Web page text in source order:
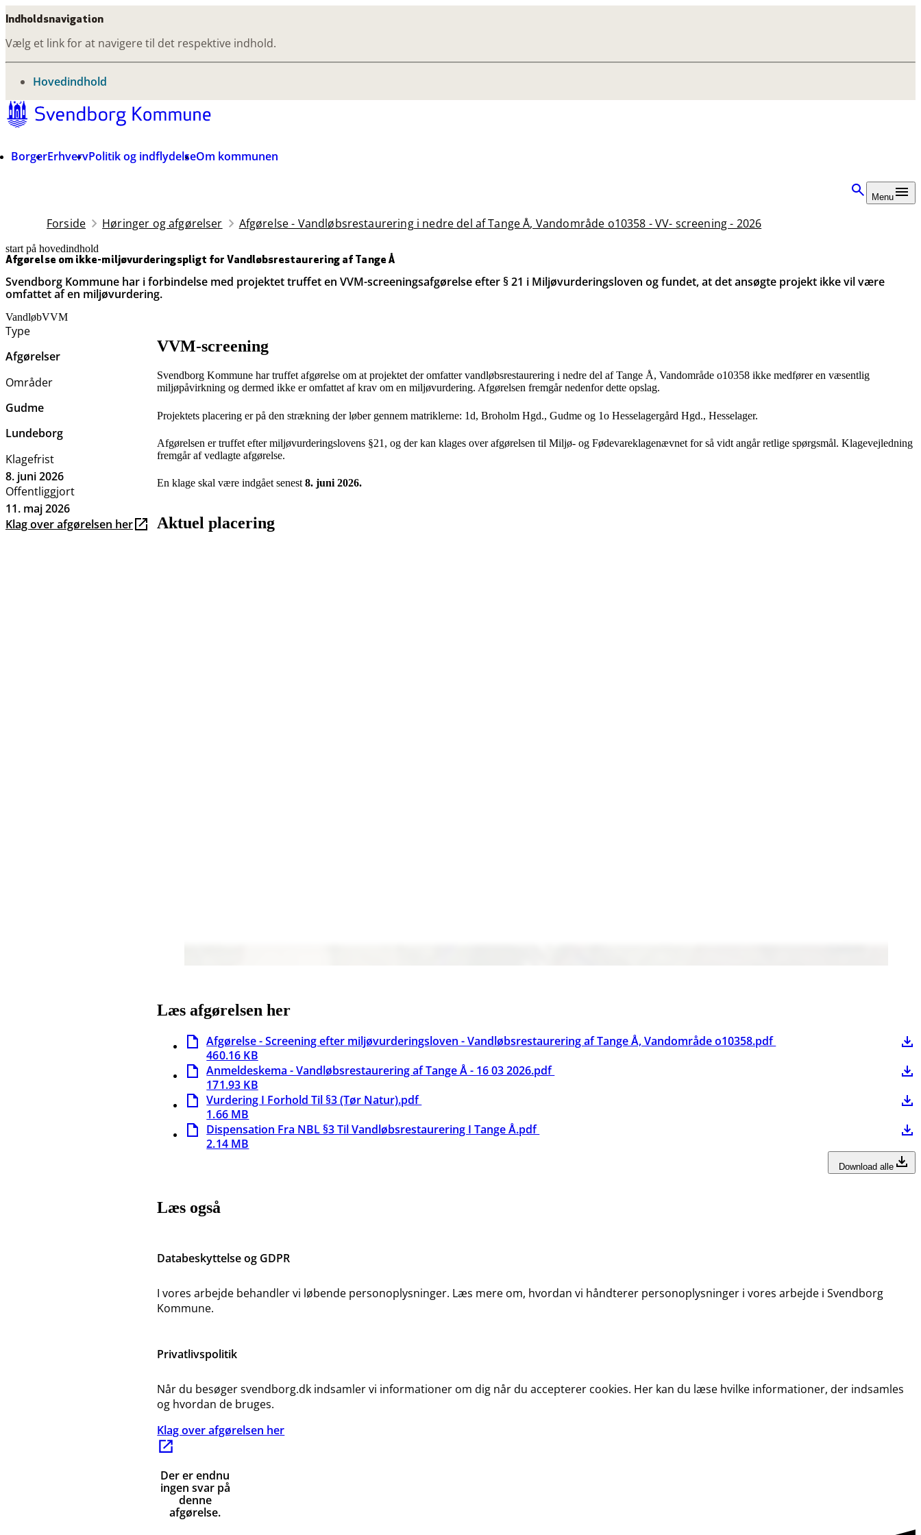
Indholdsnavigation
Vælg et link for at navigere til det respektive indhold.
gå til
Hovedindhold
BorgerErhvervPolitik og indflydelseOm kommunen
Menu
Forside Høringer og afgørelser Afgørelse - Vandløbsrestaurering i nedre del af Tange Å, Vandområde o10358 - VV- screening - 2026
start på hovedindhold
Afgørelse om ikke-miljøvurderingspligt for Vandløbsrestaurering af Tange Å
Svendborg Kommune har i forbindelse med projektet truffet en VVM-screeningsafgørelse efter § 21 i Miljøvurderingsloven og fundet, at det ansøgte projekt ikke vil være
omfattet af en miljøvurdering.
senest opdateret 11. maj 2026
VandløbVVM
Type
Afgørelser
Områder
Gudme
Lundeborg
Klagefrist
8. juni 2026
Offentliggjort
11. maj 2026
Klag over afgørelsen her
VVM-screening
Svendborg Kommune har truffet afgørelse om at projektet der omfatter vandløbsrestaurering i nedre del af Tange Å, Vandområde o10358 ikke medfører en væsentlig
miljøpåvirkning og dermed ikke er omfattet af krav om en miljøvurdering. Afgørelsen fremgår nedenfor dette opslag.
Projektets placering er på den strækning der løber gennem matriklerne: 1d, Broholm Hgd., Gudme og 1o Hesselagergård Hgd., Hesselager.
Afgørelsen er truffet efter miljøvurderingslovens §21, og der kan klages over afgørelsen til Miljø- og Fødevareklagenævnet for så vidt angår retlige spørgsmål. Klagevejledning
fremgår af vedlagte afgørelse.
En klage skal være indgået senest8. juni 2026.
Aktuel placering
Læs afgørelsen her
Afgørelse - Screening efter miljøvurderingsloven - Vandløbsrestaurering af Tange Å, Vandområde o10358.pdf
460.16 KB
Anmeldeskema - Vandløbsrestaurering af Tange Å - 16 03 2026.pdf
171.93 KB
Vurdering I Forhold Til §3 (Tør Natur).pdf
1.66 MB
Dispensation Fra NBL §3 Til Vandløbsrestaurering I Tange Å.pdf
2.14 MB
Download alle
Læs også
Databeskyttelse og GDPR
I vores arbejde behandler vi løbende personoplysninger. Læs mere om, hvordan vi håndterer personoplysninger i vores arbejde i Svendborg
Kommune.
Privatlivspolitik
Når du besøger svendborg.dk indsamler vi informationer om dig når du accepterer cookies. Her kan du læse hvilke informationer, der indsamles
og hvordan de bruges.
Klag over afgørelsen her
Der er endnu
ingen svar på
denne
afgørelse.